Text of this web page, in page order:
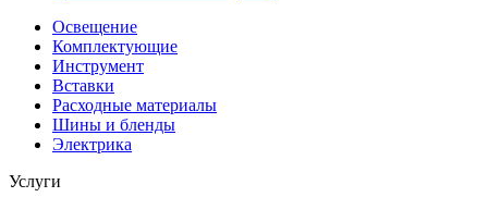
Освещение
Комплектующие
Инструмент
Вставки
Расходные материалы
Шины и бленды
Электрика
Услуги